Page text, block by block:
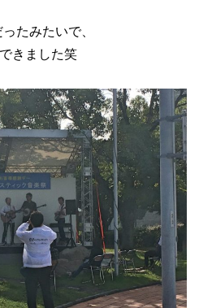
たみたいで、
きました笑